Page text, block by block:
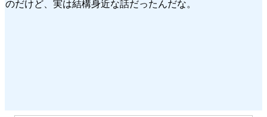
のだけど、実は結構身近な話だったんだな。